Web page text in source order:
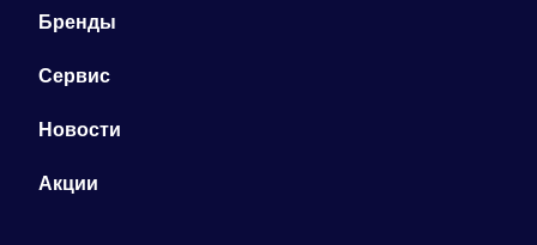
Бренды
Сервис
Новости
Акции